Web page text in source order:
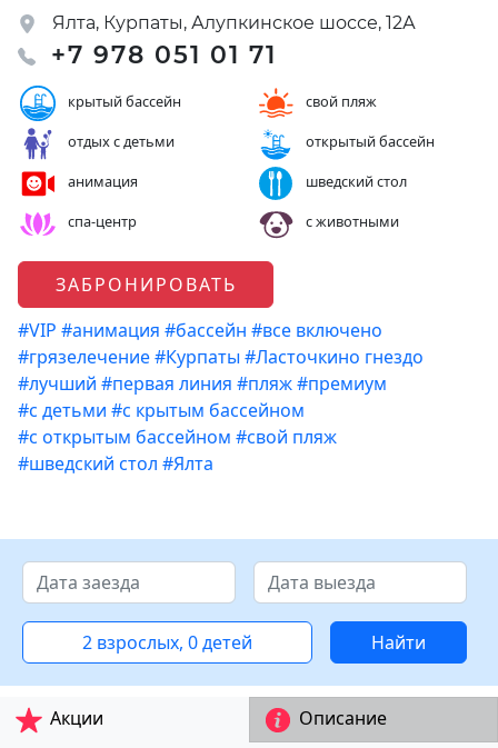
Ялта, Курпаты, Алупкинское шоссе, 12А
+7 978 051 01 71
крытый бассейн
свой пляж
отдых с детьми
открытый бассейн
анимация
шведский стол
спа-центр
с животными
ЗАБРОНИРОВАТЬ
#VIP #анимация #бассейн #все включено
#грязелечение#Курпаты #Ласточкино гнездо
#лучший #первая линия #пляж#премиум
#с детьми #с крытым бассейном
#с открытым бассейном #свой пляж
#шведский стол #Ялта
2 взрослых, 0 детей Найти
Акции
Описание